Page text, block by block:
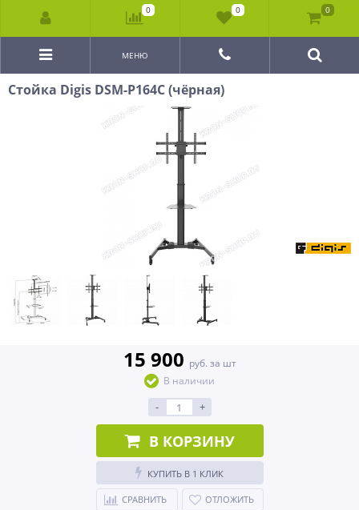
МЕНЮ
Стойка Digis DSM-P164C (чёрная)
15 900 руб. за шт
В наличии
- +
В КОРЗИНУ
КУПИТЬ В 1 КЛИК
СРАВНИТЬ ОТЛОЖИТЬ
0 0 0